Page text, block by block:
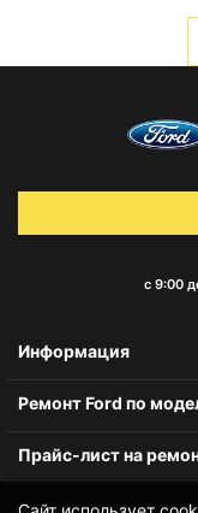
с 9:00
Информация
Ремонт Ford по
Прайс-лист на